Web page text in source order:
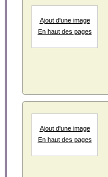
Ajout d'une image
En haut des pages
Ajout d'une image
En haut des pages